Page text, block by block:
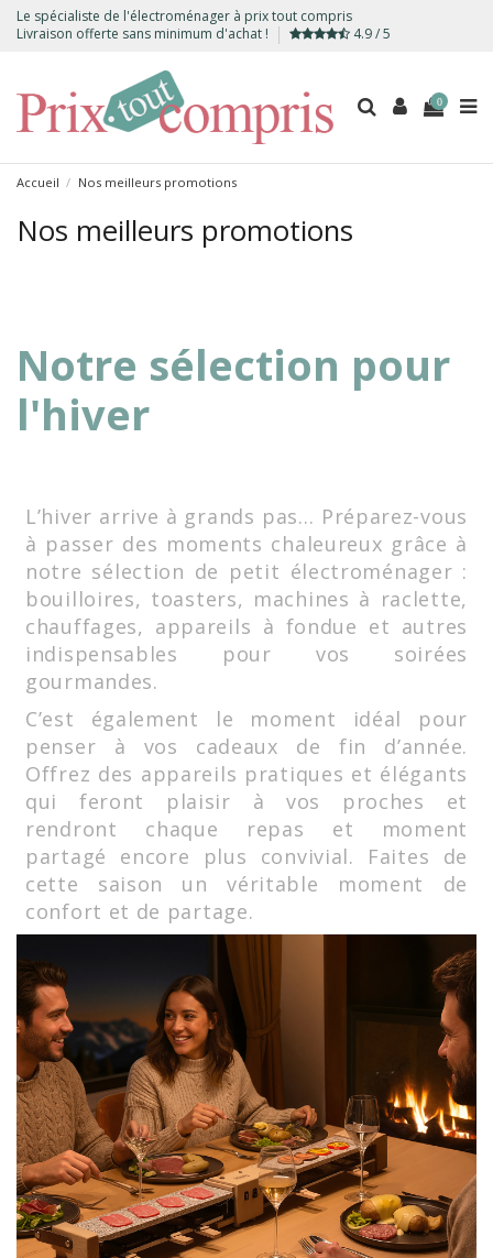
Le spécialiste de l'électroménager à prix tout compris
Livraison offerte sans minimum d'achat !
4.9 / 5
0
Accueil Nos meilleurs promotions
Nos meilleurs promotions
Notre sélection pour
l'hiver
L’hiver arrive à grands pas… Préparez-vous
à passer des moments chaleureux grâce à
notre sélection de petit électroménager :
bouilloires, toasters, machines à raclette,
chauffages, appareils à fondue et autres
indispensables pour vos soirées
gourmandes.
C’est également le moment idéal pour
penser à vos cadeaux de fin d’année.
Offrez des appareils pratiques et élégants
qui feront plaisir à vos proches et
rendront chaque repas et moment
partagé encore plus convivial. Faites de
cette saison un véritable moment de
confort et de partage.